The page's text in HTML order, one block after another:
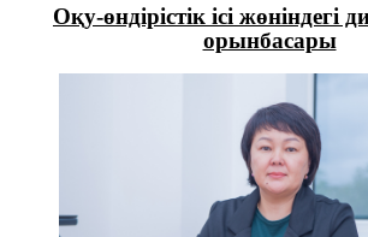
Оқу-өндірістік ісі жөніндегі
орынбасары